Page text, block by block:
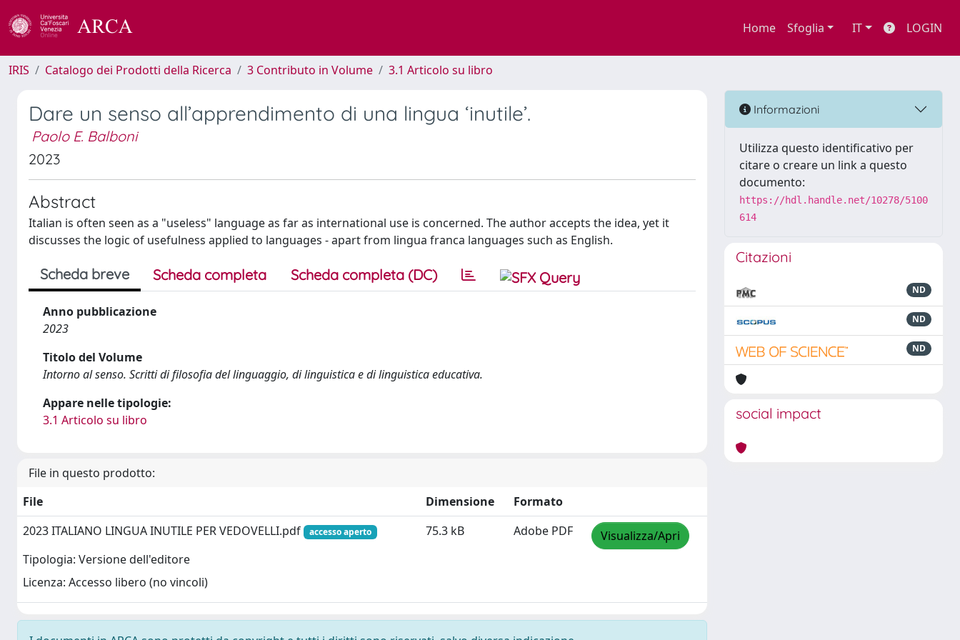
Home Sfoglia IT LOGIN
IRIS Catalogo dei Prodotti della Ricerca 3 Contributo in Volume 3.1 Articolo su libro
Dare un senso all’apprendimento di una lingua ‘inutile’.
Paolo E. Balboni
2023
Abstract
Italian is often seen as a "useless" language as far as international use is concerned. The author accepts the idea, yet it
discusses the logic of usefulness applied to languages - apart from lingua franca languages such as English.
Scheda breve Scheda completa Scheda completa (DC)
Anno pubblicazione
2023
Titolo del Volume
Intorno al senso. Scritti di filosofia del linguaggio, di linguistica e di linguistica educativa.
Appare nelle tipologie:
3.1 Articolo su libro
File in questo prodotto:
File
Dimensione
Formato
2023 ITALIANO LINGUA INUTILE PER VEDOVELLI.pdf
accesso aperto
Tipologia: Versione dell'editore
Licenza: Accesso libero (no vincoli)
75.3 kB Adobe PDF Visualizza/Apri
Informazioni
Utilizza questo identificativo per
citare o creare un link a questo
documento:
https://hdl.handle.net/10278/5100
614
Citazioni
ND
ND
ND
social impact